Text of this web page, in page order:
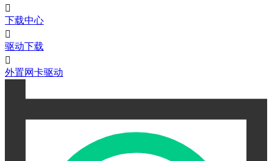

下载中心

驱动下载

外置网卡驱动